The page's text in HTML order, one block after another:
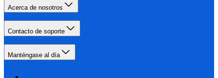
Acerca de nosotros
Contacto de soporte
Manténgase al día